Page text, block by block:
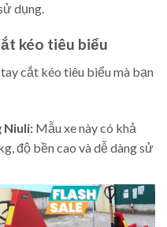
dụng.
kéo tiêu biểu
cắt kéo tiêu biểu mà bạn
Niuli:Mẫu xe này có khả
độ bền cao và dễ dàng sử